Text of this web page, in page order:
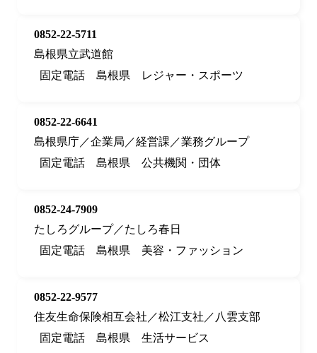
0852-22-5711
島根県立武道館
固定電話
島根県 レジャー・スポーツ
0852-22-6641
島根県庁／企業局／経営課／業務グループ
固定電話
島根県 公共機関・団体
0852-24-7909
たしろグループ／たしろ春日
固定電話
島根県 美容・ファッション
0852-22-9577
住友生命保険相互会社／松江支社／八雲支部
固定電話
島根県 生活サービス